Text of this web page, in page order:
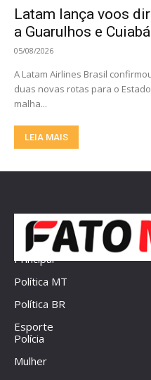
Latam lança voos
a Guarulhos e
05/08/2026
A Latam Airlines Brasil
duas novas rotas para o
malha...
LEIA MAIS
Principal
Política MT
Política BR
Esporte
Polícia
Mulher